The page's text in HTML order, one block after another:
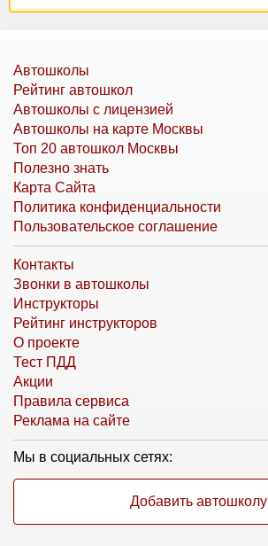
Автошколы
Рейтинг автошкол
Автошколы с лицензией
Автошколы на карте Москвы
Топ 20 автошкол Москвы
Полезно знать
Карта Сайта
Политика конфиденциальности
Пользовательское соглашение
Контакты
Звонки в автошколы
Инструкторы
Рейтинг инструкторов
О проекте
Тест ПДД
Акции
Правила сервиса
Реклама на сайте
Мы в социальных сетях:
Добавить автошколу